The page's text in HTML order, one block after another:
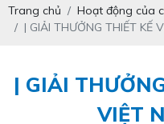
Trang chủ
Hoạt động của
| GIẢI THƯỞNG THIẾT KẾ
| GIẢI
VIỆT